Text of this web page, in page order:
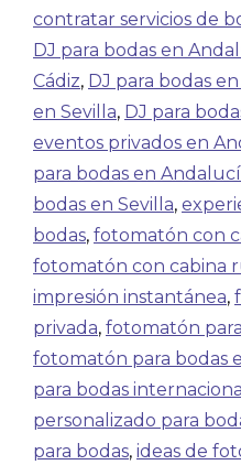
contratar servicios de
DJ para bodas en
Cádiz, DJ para bodas
en Sevilla, DJ para
eventos privados en
para bodas en
bodas en Sevilla,
bodas, fotomatón con
fotomatón con cabina
impresión instantánea,
privada, fotomatón
fotomatón para bodas
para bodas
personalizado para
para bodas, ideas de